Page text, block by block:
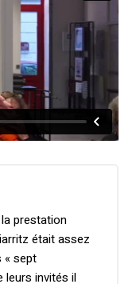
prestation
était assez
« sept
leurs invités il